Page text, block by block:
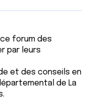
forum des
par leurs
et des conseils en
de La